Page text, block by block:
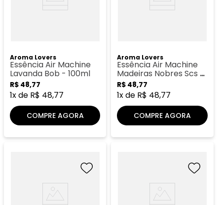
Aroma Lovers
Essência Air Machine
Lavanda Bob - 100ml
R$ 48,77
1x de R$ 48,77
COMPRE AGORA
Aroma Lovers
Essência Air Machine
Madeiras Nobres Scs -
100ml
R$ 48,77
1x de R$ 48,77
COMPRE AGORA